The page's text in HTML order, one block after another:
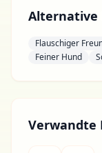
Alternative
Flauschiger
Feiner Hund
Verwandte